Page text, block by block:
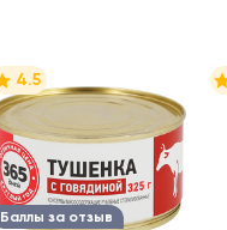
Баллы за отзыв
4.5